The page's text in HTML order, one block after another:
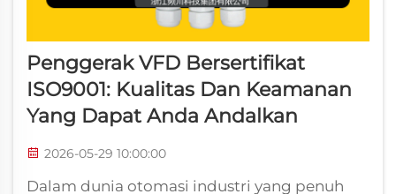
Penggerak VFD Bersertifikat
ISO9001: Kualitas Dan Keamanan
Yang Dapat Anda Andalkan
2026-05-29 10:00:00
Dalam dunia otomasi industri yang penuh